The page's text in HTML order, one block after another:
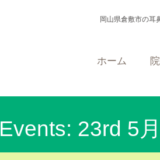
岡山県倉敷市の耳
ホーム
Events: 23rd 5